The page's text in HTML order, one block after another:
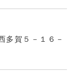
多賀５－１６－